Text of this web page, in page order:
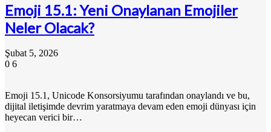
Emoji 15.1: Yeni Onaylanan Emojiler
Neler Olacak?
Şubat 5, 2026
0 6
Emoji 15.1, Unicode Konsorsiyumu tarafından onaylandı ve bu,
dijital iletişimde devrim yaratmaya devam eden emoji dünyası için
heyecan verici bir…